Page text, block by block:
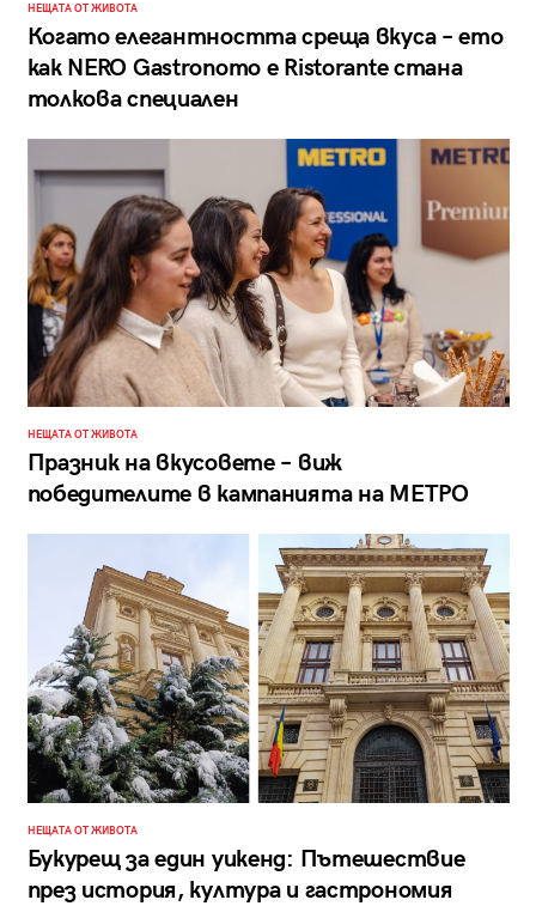
НЕЩАТА ОТ ЖИВОТА
Когато елегантността среща вкуса – ето
как NERO Gastronomo e Ristorante стана
толкова специален
НЕЩАТА ОТ ЖИВОТА
Празник на вкусовете – виж
победителите в кампанията на МЕТРО
НЕЩАТА ОТ ЖИВОТА
Букурещ за един уикенд: Пътешествие
през история, култура и гастрономия